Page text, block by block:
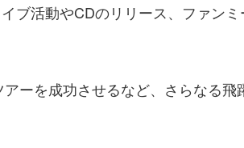
ブ活動やCDのリリース、ファン
ーを成功させるなど、さらなる